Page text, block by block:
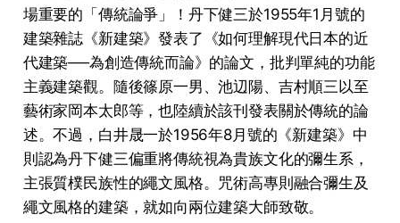
場重要的「傳統論爭」！丹下健三於1955年1月號的
建築雜誌《新建築》發表了《如何理解現代日本的近
代建築──為創造傳統而論》的論文，批判單純的功能
主義建築觀。隨後篠原一男、池辺陽、吉村順三以至
藝術家岡本太郎等，也陸續於該刊發表關於傳統的論
述。不過，白井晟一於1956年8月號的《新建築》中
則認為丹下健三偏重將傳統視為貴族文化的彌生系，
主張質樸民族性的繩文風格。咒術高專則融合彌生及
繩文風格的建築，就如向兩位建築大師致敬。